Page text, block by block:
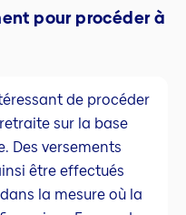
pour procéder à
de procéder
sur la base
Des versements
être effectués
la mesure où la